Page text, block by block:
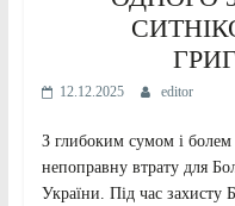
12.12.2025 editor
З глибоким сумом і болем
непоправну втрату для
України. Під час захисту